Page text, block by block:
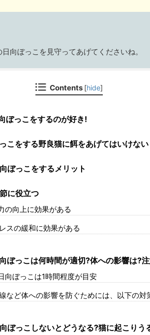
向ぼっこを見守ってあげてくださいね。
Contents [hide]
ぼっこをするのが好き!
こをする野良猫に餌をあげてはいけない
ぼっこをするメリット
に役立つ
の向上に効果がある
スの緩和に効果がある
ぼっこは何時間が適切?体への影響は?
向ぼっこは1時間程度が目安
など体への影響を防ぐためには、以下の対
ぼっこしないとどうなる?猫に起こりう